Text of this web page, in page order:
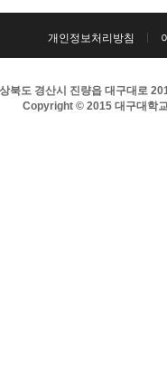
개인정보처리방침
북도 경산시 진량읍 대구대로
Copyright © 2015 대구대학